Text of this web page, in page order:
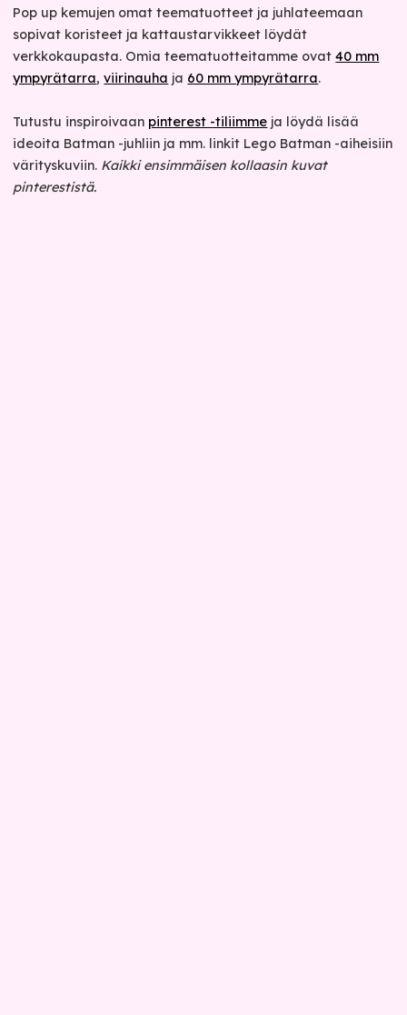
Pop up kemujen omat teematuotteet ja juhlateemaan
sopivat koristeet ja kattaustarvikkeet löydät
verkkokaupasta. Omia teematuotteitamme ovat40 mm
ympyrätarra,viirinauha ja 60 mm ympyrätarra.
Tutustu inspiroivaan pinterest -tiliimme ja löydä lisää
ideoita Batman -juhliin ja mm. linkit Lego Batman -aiheisiin
värityskuviin. Kaikki ensimmäisen kollaasin kuvat
pinterestistä.